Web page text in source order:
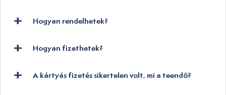
Hogyan rendelhetek?
Hogyan fizethetek?
A kártyás fizetés sikertelen volt, mi a teendő?